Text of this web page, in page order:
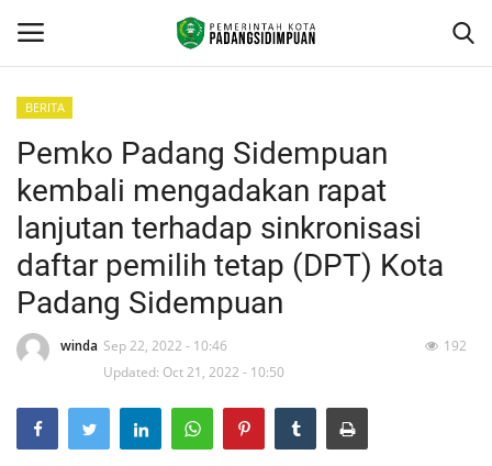
Beranda
KONTAK
Contact
arcgis
GEOGRAFIS DAERAH
BERITA
Pemko Padang Sidempuan
kembali mengadakan rapat
lanjutan terhadap sinkronisasi
daftar pemilih tetap (DPT) Kota
Padang Sidempuan
winda Sep 22, 2022 - 10:46
Updated: Oct 21, 2022 - 10:50
192